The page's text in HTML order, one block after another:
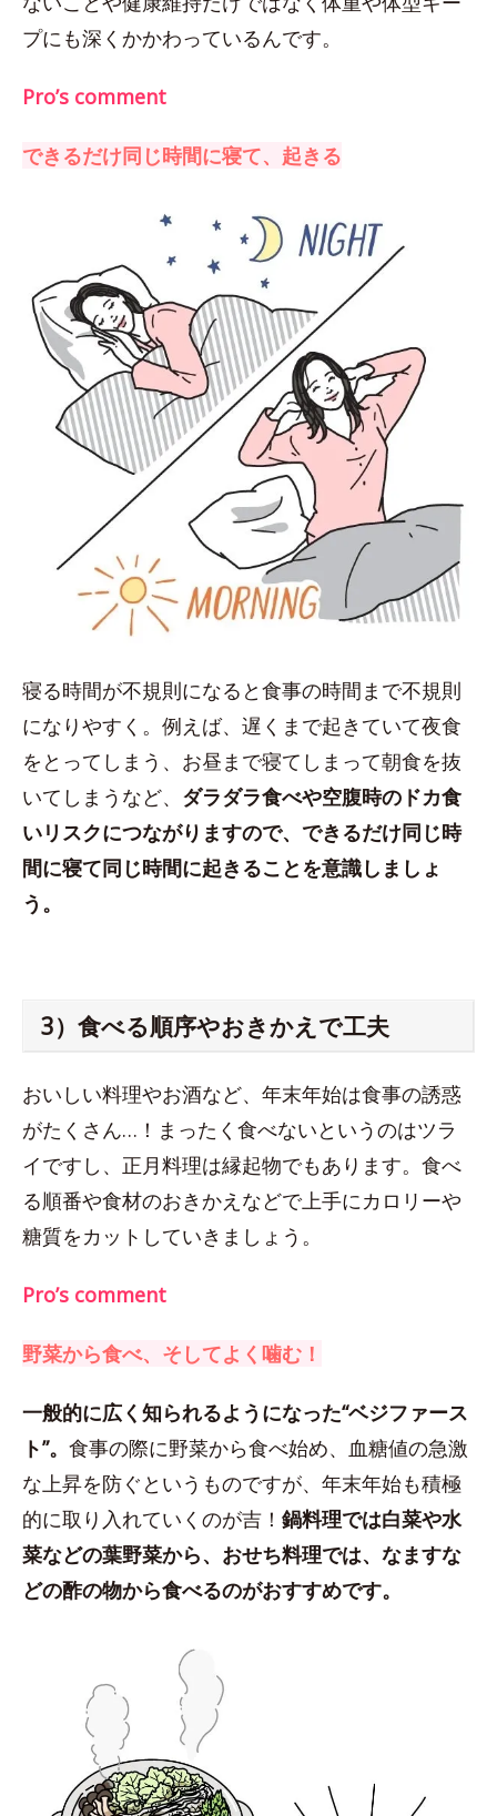
プにも深くかかわっているんです。
Pro’s comment
できるだけ同じ時間に寝て、起きる
寝る時間が不規則になると食事の時間まで不規則
になりやすく。例えば、遅くまで起きていて夜食
をとってしまう、お昼まで寝てしまって朝食を抜
いてしまうなど、 ダラダラ食べや空腹時のドカ食
いリスクにつながりますので、できるだけ同じ時
間に寝て同じ時間に起きることを意識しましょ
う。
3）食べる順序やおきかえで工夫
おいしい料理やお酒など、年末年始は食事の誘惑
がたくさん…！まったく食べないというのはツラ
イですし、正月料理は縁起物でもあります。食べ
る順番や食材のおきかえなどで上手にカロリーや
糖質をカットしていきましょう。
Pro’s comment
野菜から食べ、そしてよく噛む！
一般的に広く知られるようになった“ベジファース
ト”。 食事の際に野菜から食べ始め、血糖値の急激
な上昇を防ぐというものですが、年末年始も積極
的に取り入れていくのが吉！ 鍋料理では白菜や水
菜などの葉野菜から、おせち料理では、なますな
どの酢の物から食べるのがおすすめです。